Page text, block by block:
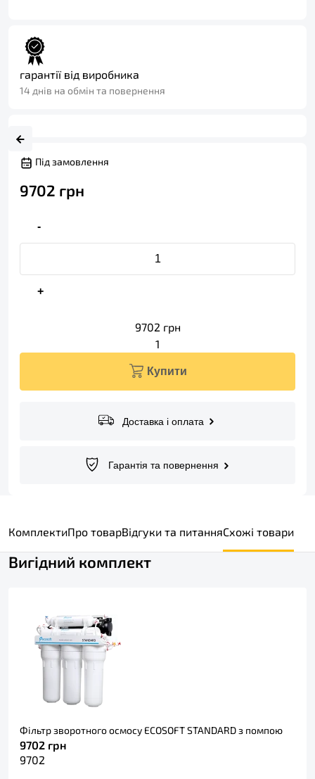
гарантії від виробника
14 днів на обмін та повернення
Під замовлення
9702 грн
-
+
9702 грн
1
Купити
Доставка і оплата
Гарантія та повернення
КомплектиПро товарВідгуки та питанняСхожі товари
Вигідний комплект
Фільтр зворотного осмосу ECOSOFT STANDARD з помпою
9702 грн
9702